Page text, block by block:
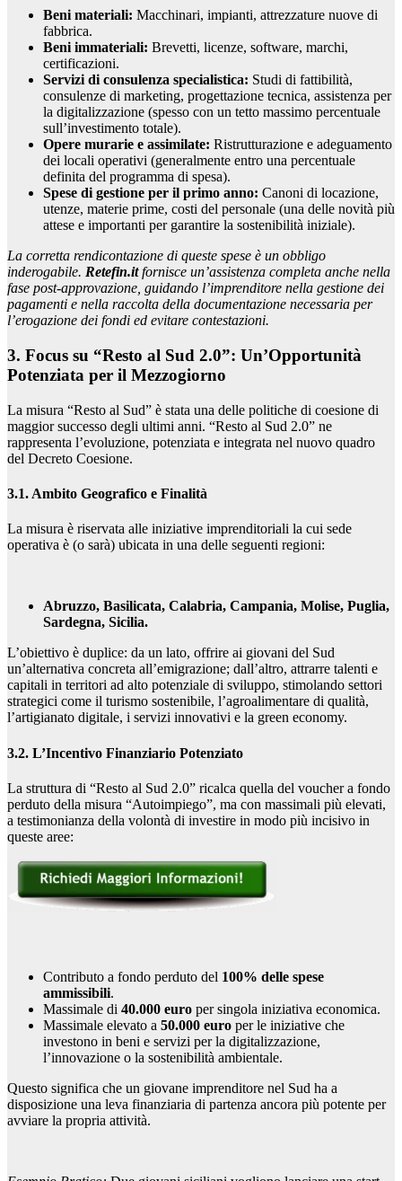
Beni materiali: Macchinari, impianti, attrezzature nuove di
fabbrica.
Beni immateriali: Brevetti, licenze, software, marchi,
certificazioni.
Servizi di consulenza specialistica: Studi di fattibilità,
consulenze di marketing, progettazione tecnica, assistenza per
la digitalizzazione (spesso con un tetto massimo percentuale
sull’investimento totale).
Opere murarie e assimilate: Ristrutturazione e adeguamento
dei locali operativi (generalmente entro una percentuale
definita del programma di spesa).
Spese di gestione per il primo anno: Canoni di locazione,
utenze, materie prime, costi del personale (una delle novità più
attese e importanti per garantire la sostenibilità iniziale).
La corretta rendicontazione di queste spese è un obbligo
inderogabile. Retefin.itfornisce un’assistenza completa anche nella
fase post-approvazione, guidando l’imprenditore nella gestione dei
pagamenti e nella raccolta della documentazione necessaria per
l’erogazione dei fondi ed evitare contestazioni.
3. Focus su “Resto al Sud 2.0”: Un’Opportunità
Potenziata per il Mezzogiorno
La misura “Resto al Sud” è stata una delle politiche di coesione di
maggior successo degli ultimi anni. “Resto al Sud 2.0” ne
rappresenta l’evoluzione, potenziata e integrata nel nuovo quadro
del Decreto Coesione.
3.1. Ambito Geografico e Finalità
La misura è riservata alle iniziative imprenditoriali la cui sede
operativa è (o sarà) ubicata in una delle seguenti regioni:
Abruzzo, Basilicata, Calabria, Campania, Molise, Puglia,
Sardegna, Sicilia.
L’obiettivo è duplice: da un lato, offrire ai giovani del Sud
un’alternativa concreta all’emigrazione; dall’altro, attrarre talenti e
capitali in territori ad alto potenziale di sviluppo, stimolando settori
strategici come il turismo sostenibile, l’agroalimentare di qualità,
l’artigianato digitale, i servizi innovativi e la green economy.
3.2. L’Incentivo Finanziario Potenziato
La struttura di “Resto al Sud 2.0” ricalca quella del voucher a fondo
perduto della misura “Autoimpiego”, ma con massimali più elevati,
a testimonianza della volontà di investire in modo più incisivo in
queste aree:
Contributo a fondo perduto del 100% delle spese
ammissibili.
Massimale di 40.000 euro per singola iniziativa economica.
Massimale elevato a 50.000 euro per le iniziative che
investono in beni e servizi per la digitalizzazione,
l’innovazione o la sostenibilità ambientale.
Questo significa che un giovane imprenditore nel Sud ha a
disposizione una leva finanziaria di partenza ancora più potente per
avviare la propria attività.